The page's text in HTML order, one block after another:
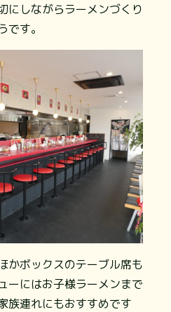
にしながらラーメンづくり
です。
かボックスのテーブル席も
ーにはお子様ラーメンまで
族連れにもおすすめです